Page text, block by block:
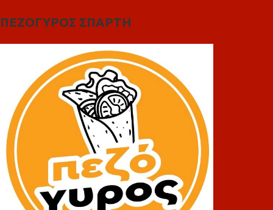
ΠΕΖΟΓΥΡΟΣ ΣΠΑΡΤΗ